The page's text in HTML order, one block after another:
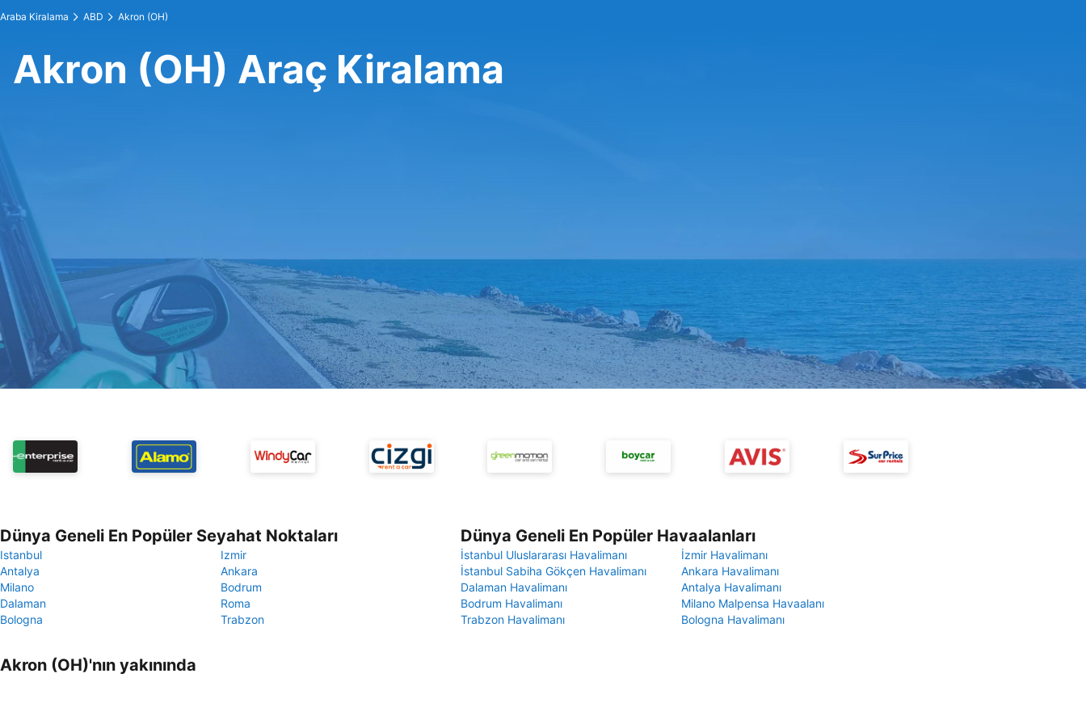
Araba Kiralama ABD Akron (OH)
Akron (OH) Araç Kiralama
Dünya Geneli En Popüler Seyahat Noktaları
Istanbul
Izmir
Antalya
Ankara
Milano
Bodrum
Dalaman
Roma
Bologna
Trabzon
Dünya Geneli En Popüler Havaalanları
İstanbul Uluslararası Havalimanı
İzmir Havalimanı
İstanbul Sabiha Gökçen Havalimanı
Ankara Havalimanı
Dalaman Havalimanı
Antalya Havalimanı
Bodrum Havalimanı
Milano Malpensa Havaalanı
Trabzon Havalimanı
Bologna Havalimanı
Akron (OH)'nın yakınında